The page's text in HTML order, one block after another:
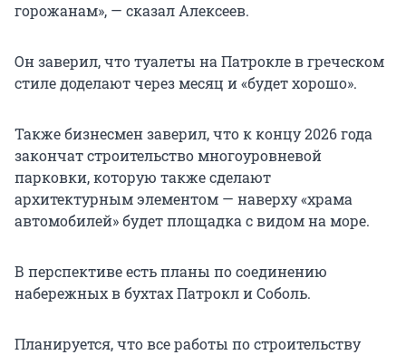
горожанам», — сказал Алексеев.
Он заверил, что туалеты на Патрокле в греческом
стиле доделают через месяц и «будет хорошо».
Также бизнесмен заверил, что к концу 2026 года
закончат строительство многоуровневой
парковки, которую также сделают
архитектурным элементом — наверху «храма
автомобилей» будет площадка с видом на море.
В перспективе есть планы по соединению
набережных в бухтах Патрокл и Соболь.
Планируется, что все работы по строительству